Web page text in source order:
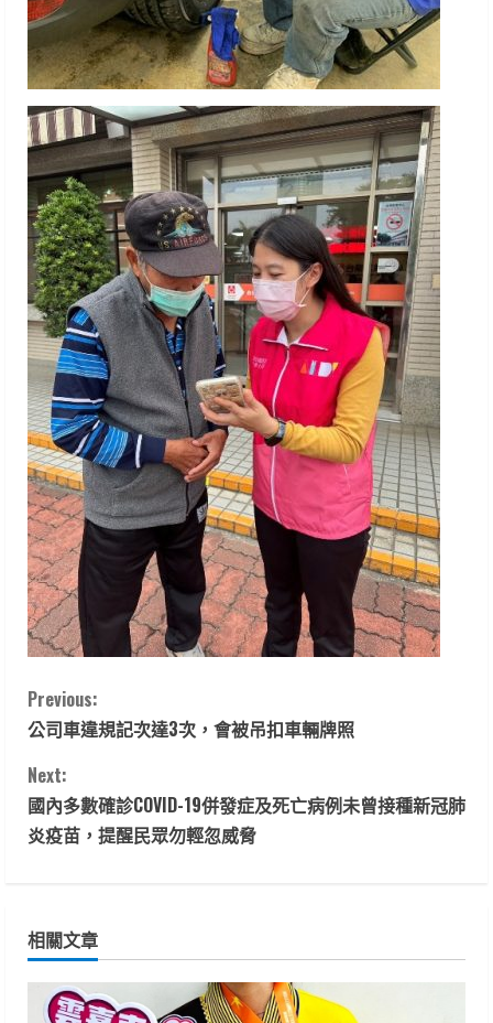
C
o
n
t
n
u
Previous:
公司車違規記次達3次，會被吊扣車輛牌照
Next:
國內多數確診COVID-19併發症及死亡病例未曾接種新冠肺
炎疫苗，提醒民眾勿輕忽威脅
相關文章